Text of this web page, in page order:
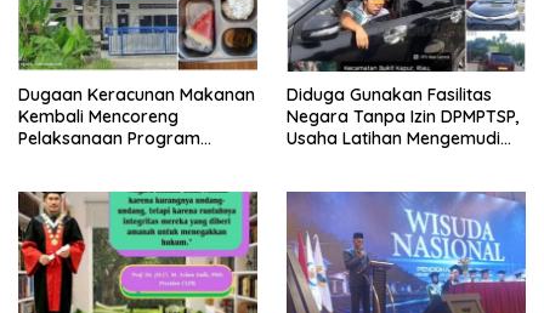
Dugaan Keracunan Makanan
Kembali Mencoreng
Pelaksanaan Program
Bersama Kota Dumai
Diduga Gunakan Fasilitas
Negara Tanpa Izin DPMPTSP,
Usaha Latihan Mengemudi